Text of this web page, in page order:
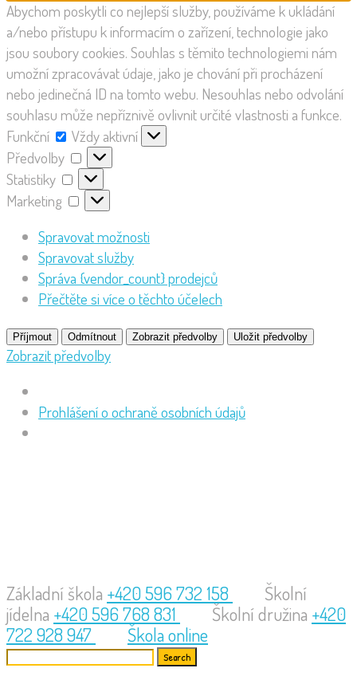
Abychom poskytli co nejlepší služby, používáme k ukládání
a/nebo přístupu k informacím o zařízení, technologie jako
jsou soubory cookies. Souhlas s těmito technologiemi nám
umožní zpracovávat údaje, jako je chování při procházení
nebo jedinečná ID na tomto webu. Nesouhlas nebo odvolání
souhlasu může nepříznivě ovlivnit určité vlastnosti a funkce.
Funkční
Vždy aktivní
Předvolby
Statistiky
Marketing
Spravovat možnosti
Spravovat služby
Správa {vendor_count} prodejců
Přečtěte si více o těchto účelech
Příjmout Odmítnout Zobrazit předvolby Uložit předvolby
Zobrazit předvolby
Prohlášení o ochraně osobních údajů
Základní škola +420 596 732 158
Školní
jídelna +420 596 768 831 Školní družina +420
722 928 947
Škola online